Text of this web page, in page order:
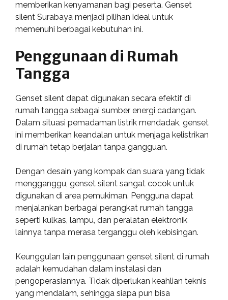
memberikan kenyamanan bagi peserta. Genset
silent Surabaya menjadi pilihan ideal untuk
memenuhi berbagai kebutuhan ini.
Penggunaan di Rumah
Tangga
Genset silent dapat digunakan secara efektif di
rumah tangga sebagai sumber energi cadangan.
Dalam situasi pemadaman listrik mendadak, genset
ini memberikan keandalan untuk menjaga kelistrikan
di rumah tetap berjalan tanpa gangguan.
Dengan desain yang kompak dan suara yang tidak
mengganggu, genset silent sangat cocok untuk
digunakan di area pemukiman. Pengguna dapat
menjalankan berbagai perangkat rumah tangga
seperti kulkas, lampu, dan peralatan elektronik
lainnya tanpa merasa terganggu oleh kebisingan.
Keunggulan lain penggunaan genset silent di rumah
adalah kemudahan dalam instalasi dan
pengoperasiannya. Tidak diperlukan keahlian teknis
yang mendalam, sehingga siapa pun bisa